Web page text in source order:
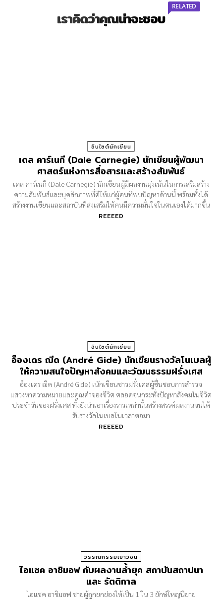
เราคิดว่าคุณน่าจะชอบ
RELATED
อินไซต์นักเขียน
เดล คาร์เนกี (Dale Carnegie) นักเขียนผู้พัฒนา
ศาสตร์แห่งการสื่อสารและสร้างสัมพันธ์
เดล คาร์เนกี (Dale Carnegie) นักเขียนผู้มีผลงานมุ่งเน้นในการเสริมสร้าง
ความสัมพันธ์และบุคลิกภาพที่ดีให้แก่ผู้คนที่พบปัญหาด้านนี้ พร้อมทั้งได้
สร้างงานเขียนและสถาบันที่ส่งเสริมให้คนมีความมั่นใจในตนเองได้มากขึ้น
REEEED
อินไซต์นักเขียน
อ็องเดร ฌีด (André Gide) นักเขียนรางวัลโนเบลผู้
ให้ความสนใจปัญหาสังคมและวัฒนธรรมฝรั่งเศส
อ็องเดร ฌีด (André Gide) เนักเขียนชาวฝรั่งเศสผู้ชื่นชอบการสำรวจ
แสวงหาความหมายและคุณค่าของชีวิต ตลอดจนกระทั่งปัญหาสังคมในชีวิต
ประจำวันของฝรั่งเศส ทั้งยังนำเอาเรื่องราวเหล่านั้นสร้างสรรค์ผลงานจนได้
รับรางวัลโนเบลในเวลาต่อมา
REEEED
วรรณกรรมเยาวชน
ไอแซค อาซิมอฟ กับผลงานล้ำยุค สถาบันสถาปนา
และ รัตติกาล
ไอแซค อาซิมอฟ ชายผู้ถูกยกย่องให้เป็น 1 ใน 3 ยักษ์ใหญ่นิยาย